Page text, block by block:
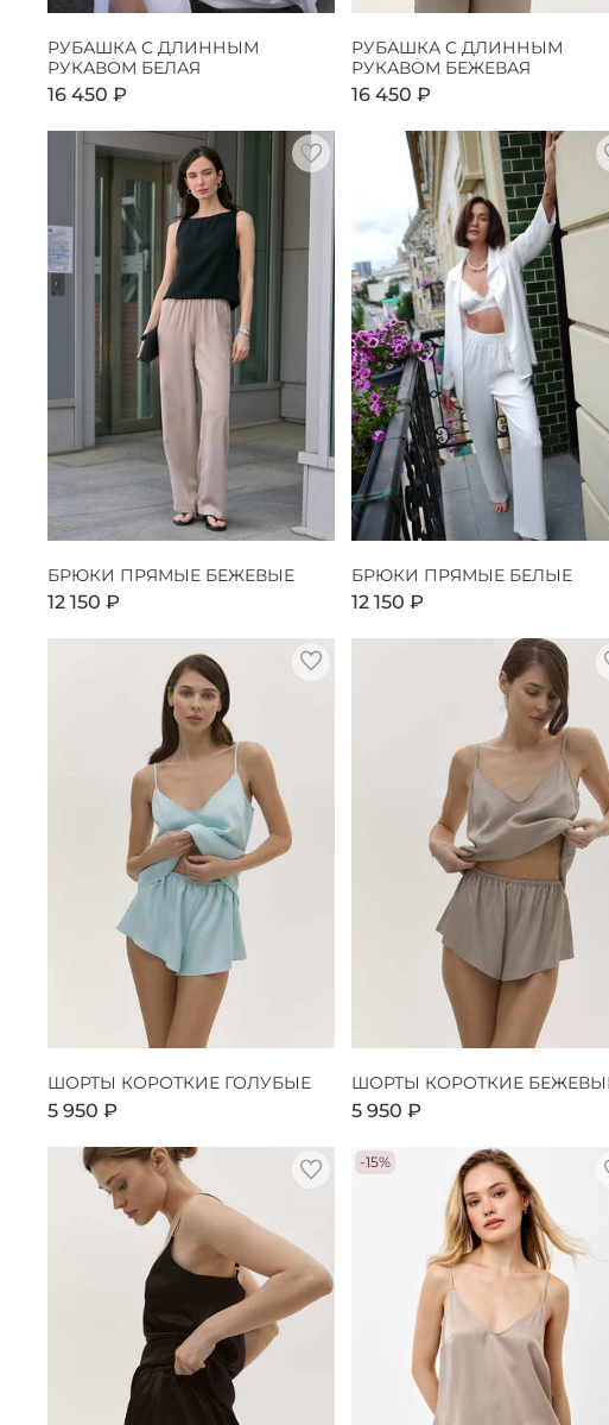
РУБАШКА С ДЛИННЫМ
РУКАВОМ БЕЛАЯ
16 450 ₽
РУБАШКА С ДЛИННЫМ
РУКАВОМ БЕЖЕВАЯ
16 450 ₽
БРЮКИ ПРЯМЫЕ БЕЖЕВЫЕ
12 150 ₽
БРЮКИ ПРЯМЫЕ БЕЛЫЕ
12 150 ₽
ШОРТЫ КОРОТКИЕ ГОЛУБЫЕ
5 950 ₽
ШОРТЫ КОРОТКИЕ
5 950 ₽
-15%